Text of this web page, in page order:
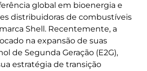
global em bioenergia e
distribuidoras de combustíveis
Shell. Recentemente, a
na expansão de suas
de Segunda Geração (E2G),
estratégia de transição